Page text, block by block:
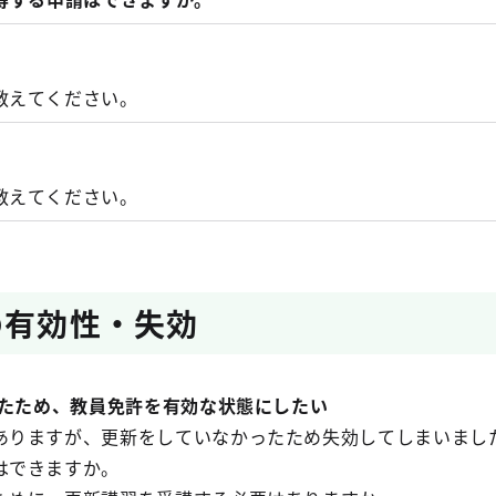
てください。
てください。
効性・失効
ため、教員免許を有効な状態にしたい
ますが、更新をしていなかったため失効してしまいまし
きますか。